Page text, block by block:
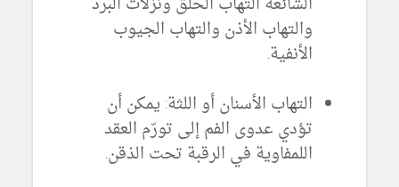
والتهاب الأذن والتهاب الجيوب
الأنفية.
التهاب الأسنان أو اللثة:يمكن أن
تؤدي عدوى الفم إلى تورّم العقد
اللمفاوية في الرقبة تحت الذقن.